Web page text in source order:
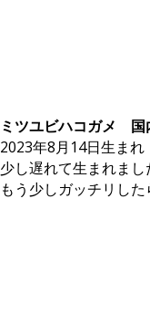
ミツユビハコガメ 国
2023年8月14日生まれ
少し遅れて生まれまし
もう少しガッチリした